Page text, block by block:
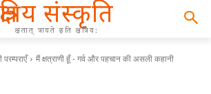
क्षत्रिय संस्कृति
क्षतात् त्रायते इति क्षत्रिय:
परम्पराएँ मैं क्षत्राणी हूँ - गर्व और पहचान की असली कहानी